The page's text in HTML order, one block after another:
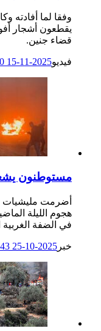
وفقا لما أفادته
يقطعون أشجار
قضاء جنين.
فيديو2025-11-15 17:20
مستوطنون يشعلون النار
أضرمت مليشيات
هجوم الليلة
في الضفة الغربية
خبر 2025-10-25 07:43